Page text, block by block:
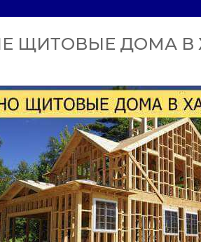
ЩИТОВЫЕ ДОМА В